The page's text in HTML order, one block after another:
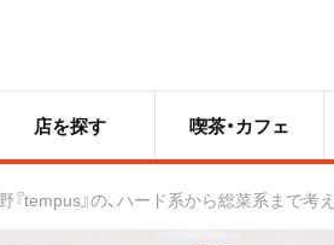
店を探す 喫茶・カフェ
『tempus』の、ハード系から総菜系まで考